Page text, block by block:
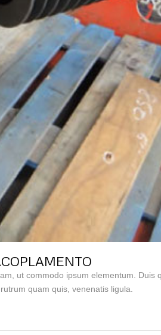
ut commodo ipsum elementum. Duis
quam quis, venenatis ligula.